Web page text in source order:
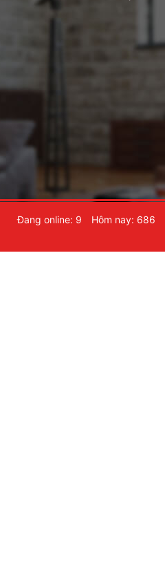
Đang online: 9 Hôm nay: 686